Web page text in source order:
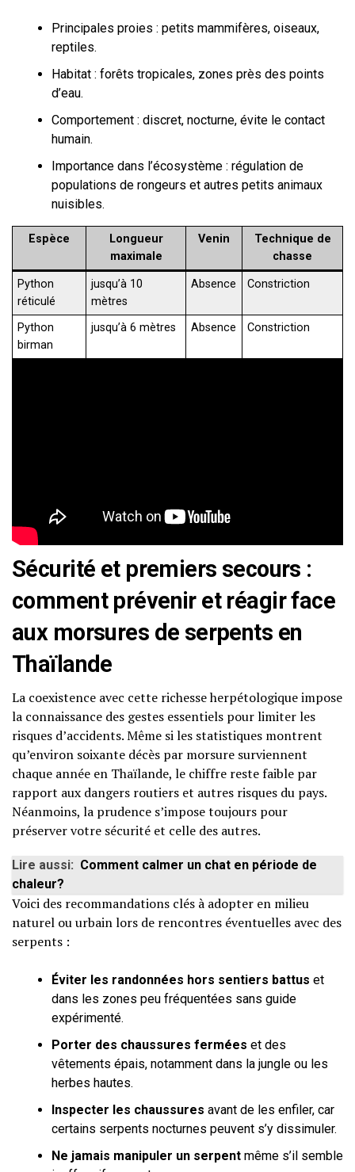
Principales proies : petits mammifères, oiseaux,
reptiles.
Habitat : forêts tropicales, zones près des points
d’eau.
Comportement : discret, nocturne, évite le contact
humain.
Importance dans l’écosystème : régulation de
populations de rongeurs et autres petits animaux
nuisibles.
Espèce
Longueur
maximale
Venin
Technique de
chasse
Python
réticulé
jusqu’à 10
mètres
Absence Constriction
Python
birman
jusqu’à 6 mètres Absence Constriction
Sécurité et premiers secours :
comment prévenir et réagir face
aux morsures de serpents en
Thaïlande
La coexistence avec cette richesse herpétologique impose
la connaissance des gestes essentiels pour limiter les
risques d’accidents. Même si les statistiques montrent
qu’environ soixante décès par morsure surviennent
chaque année en Thaïlande, le chiffre reste faible par
rapport aux dangers routiers et autres risques du pays.
Néanmoins, la prudence s’impose toujours pour
préserver votre sécurité et celle des autres.
Lire aussi: Comment calmer un chat en période de
chaleur?
Voici des recommandations clés à adopter en milieu
naturel ou urbain lors de rencontres éventuelles avec des
serpents :
Éviter les randonnées hors sentiers battus et
dans les zones peu fréquentées sans guide
expérimenté.
Porter des chaussures fermées et des
vêtements épais, notamment dans la jungle ou les
herbes hautes.
Inspecter les chaussures avant de les enfiler, car
certains serpents nocturnes peuvent s’y dissimuler.
Ne jamais manipuler un serpent même s’il semble